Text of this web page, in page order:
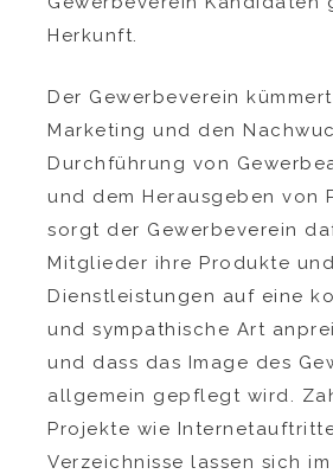
Herkunft.
Der Gewerbeverein
Marketing und den
Durchführung von
und dem Herausgeben von
sorgt der Gewerbeverein
Mitglieder ihre Produkte und
Dienstleistungen auf eine
und sympathische Art
und dass das Image des
allgemein gepflegt wird.
Projekte wie
Verzeichnisse lassen sich